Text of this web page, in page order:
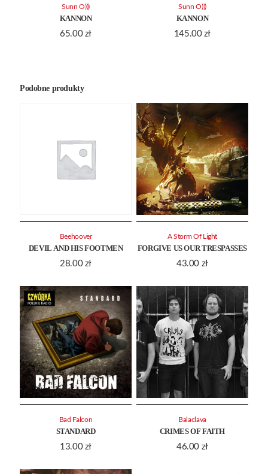
KANNON
65.00 zł
Sunn O)))
KANNON
145.00 zł
Sunn O)))
Podobne produkty
DEVIL AND HIS FOOTMEN
28.00 zł
Beehoover
FORGIVE US OUR TRESPASSES
43.00 zł
A Storm Of Light
STANDARD
13.00 zł
Bad Falcon
CRIMES OF FAITH
46.00 zł
Balaclava